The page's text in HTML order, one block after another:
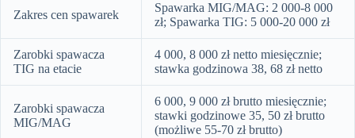
Zakres cen spawarek
Spawarka MIG/MAG: 2 000-8 000
zł; Spawarka TIG: 5 000-20 000 zł
Zarobki spawacza
TIG na etacie
4 000, 8 000 zł netto miesięcznie;
stawka godzinowa 38, 68 zł netto
Zarobki spawacza
MIG/MAG
6 000, 9 000 zł brutto miesięcznie;
stawki godzinowe 35, 50 zł brutto
(możliwe 55-70 zł brutto)